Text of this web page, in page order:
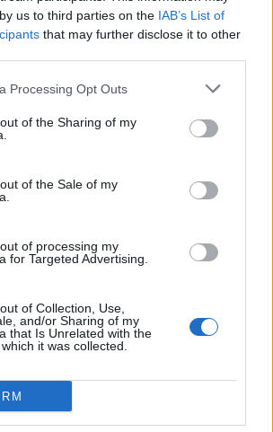
us to third parties on the IAB’s List of
that may further disclose it to other
Processing Opt Outs
of the Sharing of my
of the Sale of my
of processing my
for Targeted Advertising.
of Collection, Use,
and/or Sharing of my
that Is Unrelated with the
it was collected.
a utilizarGoogle Ads, te será útil
una campaña de anuncios en
Adwords paso a paso.
A CREAR CAMPAÑAS DE MÁXIMO
EN GOOGLE ADS
curso gratuito de diseño de sitios
, el centro de exámenes y
DE SKILLSHOP - ACADEMY FOR ADS
PREGUNTAS Y RESPUESTAS DE LA
DE DISEÑO DE SITIOS MÓVILES